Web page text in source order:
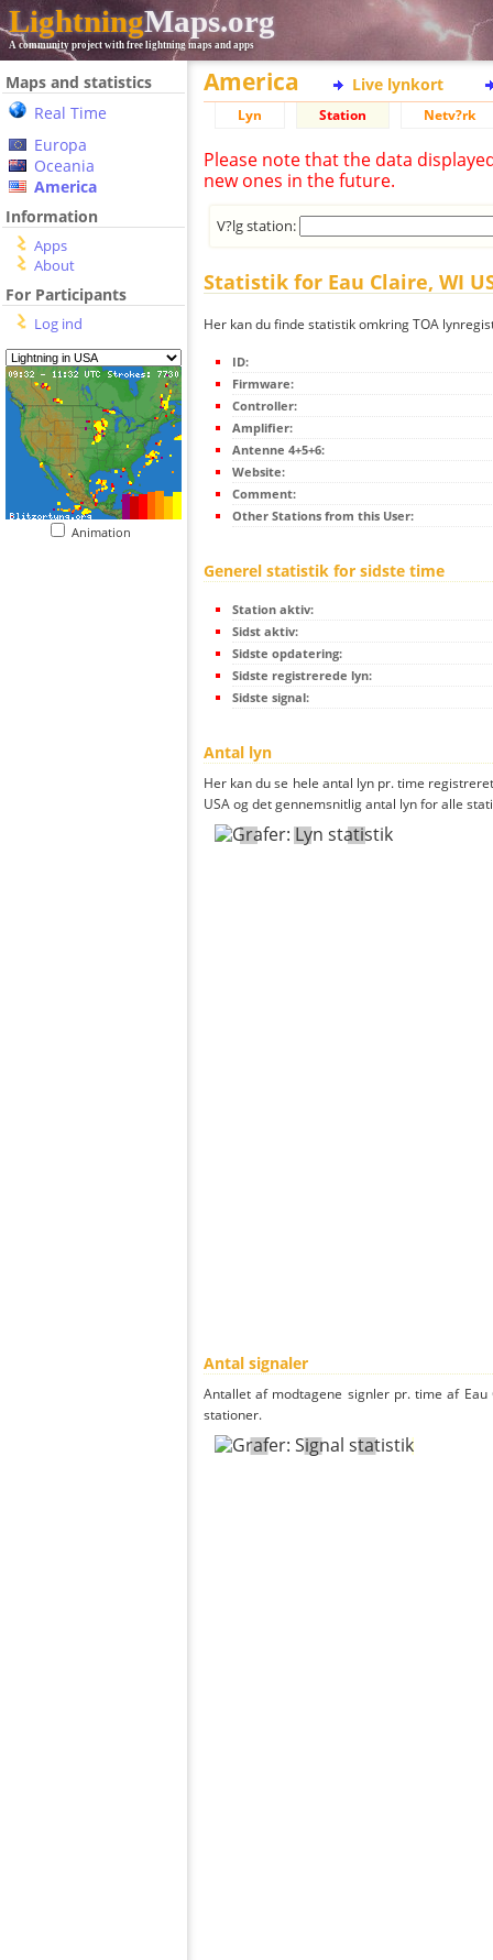
LightningMaps.org
A community project with free lightning maps and apps
Maps and statistics
Real Time
Europa
Oceania
America
Information
Apps
About
For Participants
Log ind
Animation
America Live lynkort
Lyn Station Netv?rk
Please note that the data
new ones in the future.
V?lg station:
Statistik for Eau Claire, WI
Her kan du finde statistik omkring TOA
ID:
Firmware:
Controller:
Amplifier:
Antenne 4+5+6:
Website:
Comment:
Other Stations from this User:
Generel statistik for sidste time
Station aktiv:
Sidst aktiv:
Sidste opdatering:
Sidste registrerede lyn:
Sidste signal:
Antal lyn
Her kan du se hele antal lyn pr. time
USA og det gennemsnitlig antal lyn for alle
Antal signaler
Antallet af modtagene signler pr. time af Eau
stationer.